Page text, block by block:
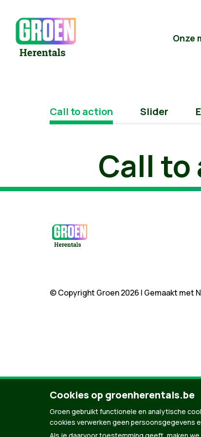
Onze
Call to action Slider
Call
© Copyright Groen 2026 | Gemaakt met
Cookies op groenherentals.be
Groen gebruikt functionele en analytische
cookies verwerken geen persoonsgegevens